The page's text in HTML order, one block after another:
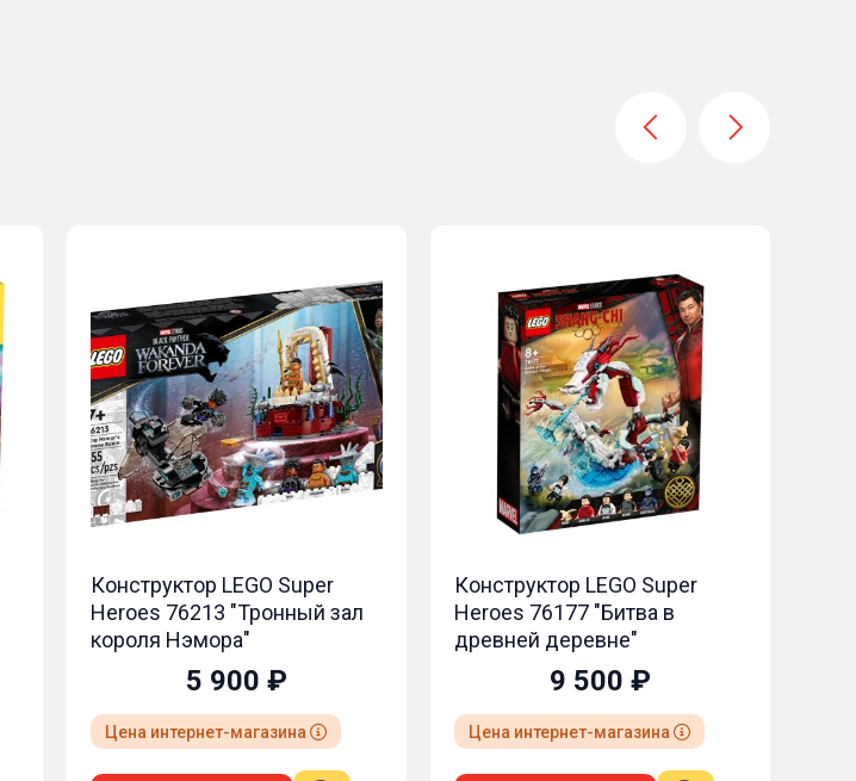
Конструктор LEGO Super
Heroes 76177 "Битва в
древней деревне"
9 500 ₽
Цена интернет-магазина
Конструктор LEGO Super
Heroes 76258 "Сборная
фигура Капитан Америка"
6 900 ₽
Цена интернет-магазина